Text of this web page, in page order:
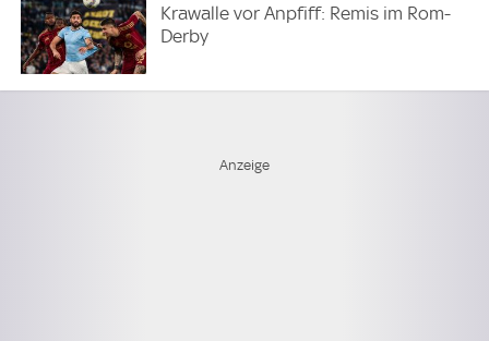
Krawalle vor Anpfiff: Remis im Rom-
Derby